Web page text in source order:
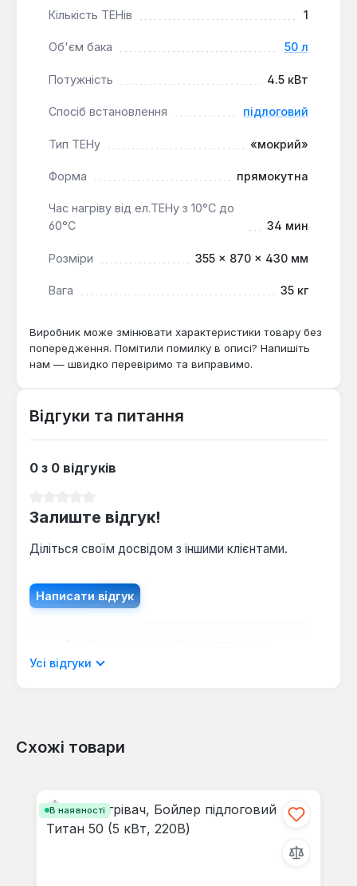
температуру в діапазоні 0-75°С, забезпечуючи
термообмежувач та запобіжний клапан
тиску.
ідеально підходить для встановлення в приватних
об'єктах, де потрібне надійне та ефективне
джерело гарячої води з високою продуктивністю.
Кількість ТЕНів 1
Об'єм бака 50 л
Потужність 4.5 кВт
Спосіб встановлення підлоговий
Тип ТЕНу «мокрий»
Форма прямокутна
Час нагріву від ел.ТЕНу з 10°С до
60°С
34 мин
Розміри 355 × 870 × 430 мм
Вага 35 кг
Виробник може змінювати характеристики товару без
попередження. Помітили помилку в описі? Напишіть
нам — швидко перевіримо та виправимо.
Відгуки та питання
0 з 0 відгуків
Залиште відгук!
Діліться своїм досвідом з іншими клієнтами.
Написати відгук
мовою.
Відгуків не знайдено. Поділіться
Усі відгуки
Схожі товари
В наявності